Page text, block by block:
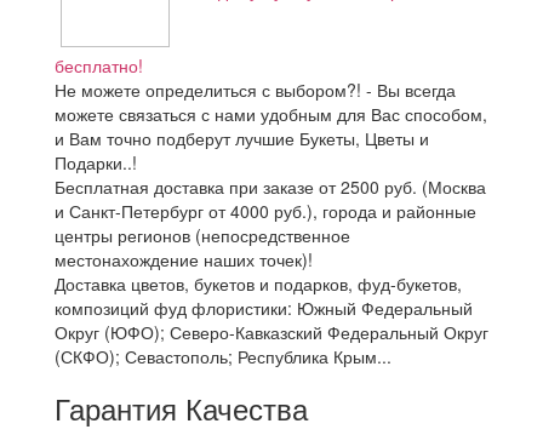
бесплатно!
Не можете определиться с выбором?! - Вы всегда
можете связаться с нами удобным для Вас способом,
и Вам точно подберут лучшие Букеты, Цветы и
Подарки..!
Бесплатная доставка при заказе от 2500 руб. (Москва
и Санкт-Петербург от 4000 руб.), города и районные
центры регионов (непосредственное
местонахождение наших точек)!
Доставка цветов, букетов и подарков, фуд-букетов,
композиций фуд флористики: Южный Федеральный
Округ (ЮФО); Северо-Кавказский Федеральный Округ
(СКФО); Севастополь; Республика Крым...
Гарантия Качества